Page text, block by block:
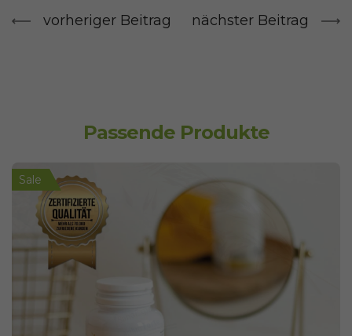
vorheriger Beitrag nächster Beitrag
Passende Produkte
Sale